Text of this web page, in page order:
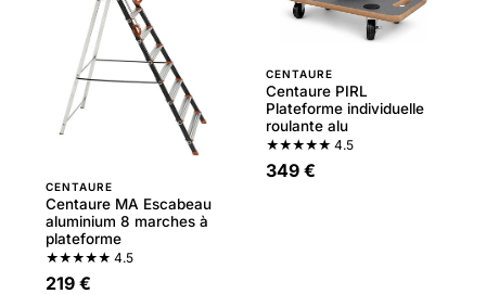
CENTAURE
Centaure MA Escabeau
aluminium 8 marches à
plateforme
★★★★★ 4.5
219 €
CENTAURE
Centaure PIRL
Plateforme individuelle
roulante alu
★★★★★ 4.5
349 €